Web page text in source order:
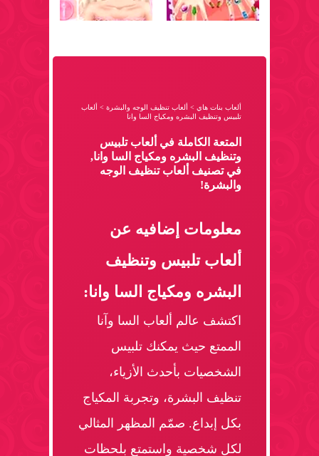
ألعاب بنات هاي > ألعاب تنظيف الوجه والبشرة > ألعاب
تلبيس وتنظيف البشره ومكياج السا وانا
المتعة الكاملة في ألعاب تلبيس
وتنظيف البشره ومكياج السا وانا,
في تصنيف ألعاب تنظيف الوجه
والبشرة!
معلومات إضافيه عن
ألعاب تلبيس وتنظيف
البشره ومكياج السا وانا:
اكتشف عالم ألعاب السا وآنا
الممتع حيث يمكنك تلبيس
الشخصيات بأحدث الأزياء،
تنظيف البشرة، وتجربة المكياج
بكل إبداع. صمّم المظهر المثالي
لكل شخصية واستمتع بلحظات